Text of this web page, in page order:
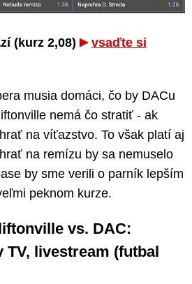
(kurz 2,08)
vsaďte si
musia domáci, čo by DACu
nemá čo stratiť - ak
na víťazstvo. To však platí aj
na remízu by sa nemuselo
by sme verili o parník lepším
peknom kurze.
vs. DAC:
TV, livestream (futbal